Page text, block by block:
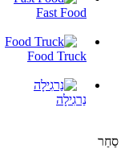
Fast Food
Food Truck
נַרגִילָה
סַחַר